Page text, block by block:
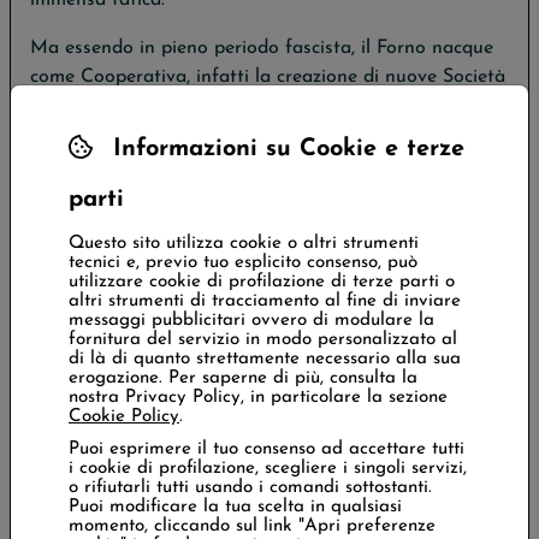
Ma essendo in pieno periodo fascista, il Forno nacque
come Cooperativa, infatti la creazione di nuove Società
vietata dal regime.
sociale per lire 18.000 e nel 1932, dopo la rifondazione,
prese il nome di “Società Anonima Cooperativa Forno
Operaio e Agricolo”, iscritta all’Ente Nazionale delle
Cooperative, appena istituito dal Fascismo.
La testardaggine summenzionata dei soci fondatori
unita a spirito imprenditoriale e lungimiranza
portarono al successo il progetto che si rifaceva
direttamente alla tradizione dei forni di borgata, di
origine medievale; veniva in tal modo ottimizzata la
Informazioni su Cookie e terze
parti
Questo sito utilizza cookie o altri strumenti
tecnici e, previo tuo esplicito consenso, può
utilizzare cookie di profilazione di terze parti o
altri strumenti di tracciamento al fine di inviare
messaggi pubblicitari ovvero di modulare la
fornitura del servizio in modo personalizzato al
di là di quanto strettamente necessario alla sua
erogazione. Per saperne di più, consulta la
nostra Privacy Policy, in particolare la sezione
Cookie Policy.
Puoi esprimere il tuo consenso ad accettare tutti
i cookie di profilazione, scegliere i singoli servizi,
o rifiutarli tutti usando i comandi sottostanti.
Puoi modificare la tua scelta in qualsiasi
momento, cliccando sul link "Apri preferenze